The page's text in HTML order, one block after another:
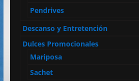
Pendrives
Descanso y Entretención
Dulces Promocionales
Mariposa
Sachet